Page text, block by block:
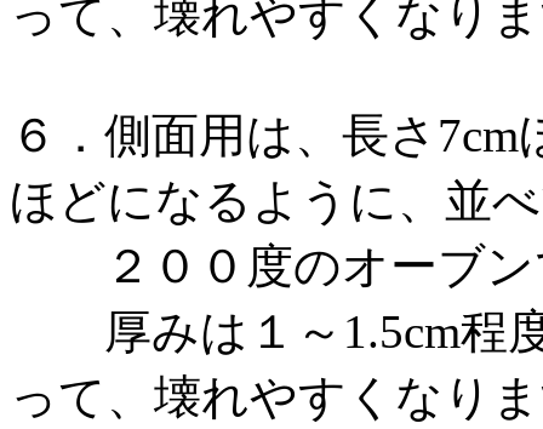
って、壊れやすくなり
６．側面用は、長さ
ほどになるように、並
２００度のオーブン
厚みは１～1.5cm程
って、壊れやすくなり